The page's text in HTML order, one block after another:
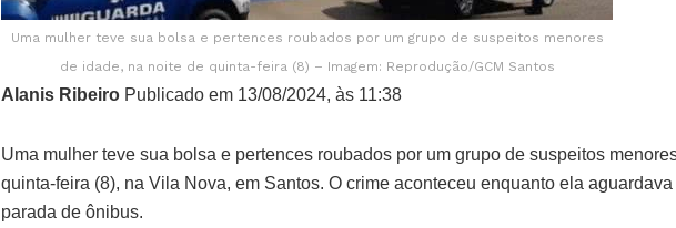
Uma mulher teve sua bolsa e pertences roubados por um grupo de suspeitos menores
de idade, na noite de quinta-feira (8) – Imagem: Reprodução/GCM Santos
Alanis Ribeiro Publicado em 13/08/2024, às 11:38
Uma mulher teve sua bolsa e pertences roubados por um grupo de suspeitos
quinta-feira (8), na Vila Nova, em Santos. O crime aconteceu enquanto ela
parada de ônibus.